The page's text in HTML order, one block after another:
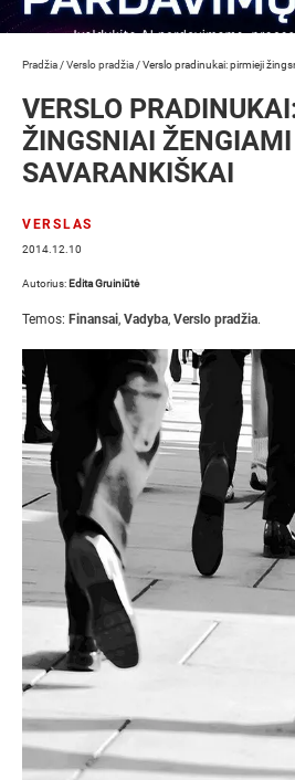
Pradžia /Verslo pradžia /Verslo pradinukai: pirmieji
VERSLO
ŽINGSNIAI ŽENGIAMI
SAVARANKIŠKAI
VERSLAS
2014.12.10
Autorius: Edita Gruiniūtė
Temos: Finansai, Vadyba, Verslo pradžia.